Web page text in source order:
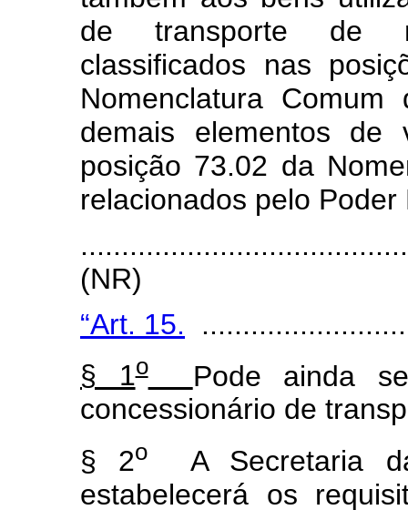
de transporte de
classificados nas
Nomenclatura
demais elementos de
posição 73.02 da
relacionados pelo Poder
(NR)
“Art. 15.
§ 1o
Pode ainda
concessionário de
§ 2o
A Secretaria
estabelecerá os